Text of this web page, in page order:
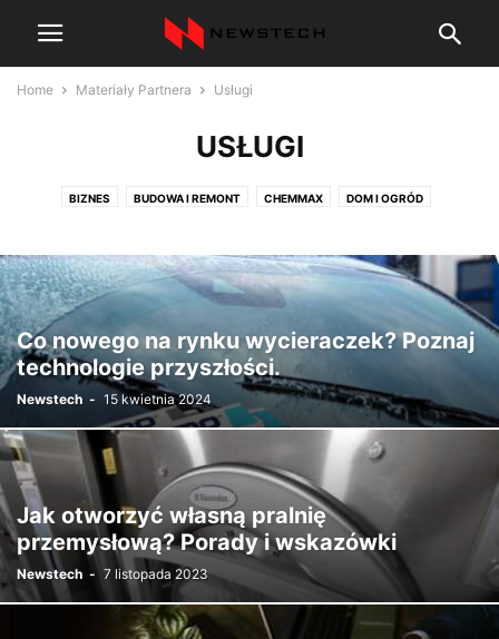
Home Materiały Partnera Usługi
USŁUGI
BIZNES BUDOWA I REMONT CHEMMAX DOM I OGRÓD
SPORT TRANSPORT USŁUGI WORKFLOW ZIOŁA LECZNICZE
Co nowego na rynku wycieraczek? Poznaj
technologie przyszłości.
Newstech - 15 kwietnia 2024
Jak otworzyć własną pralnię
przemysłową? Porady i wskazówki
Newstech - 7 listopada 2023